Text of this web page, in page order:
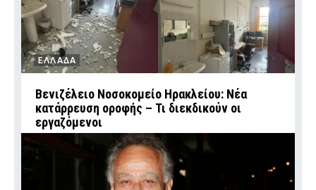
ΕΛΛΑΔΑ
Βενιζέλειο Νοσοκομείο Ηρακλείου: Νέα
κατάρρευση οροφής – Τι διεκδικούν οι
εργαζόμενοι